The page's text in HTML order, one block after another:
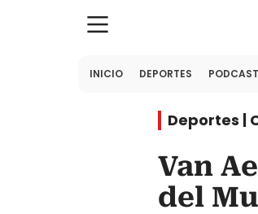
INICIO DEPORTES PODCAST
Deportes |
Van
del